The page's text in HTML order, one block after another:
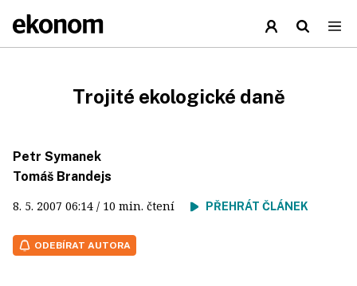
Trojité ekologické daně
Petr Symanek
Tomáš Brandejs
8. 5. 2007 06:14 / 10 min. čtení PŘEHRÁT ČLÁNEK
ODEBÍRAT AUTORA